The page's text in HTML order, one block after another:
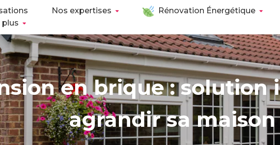
Nos expertises
Rénovation Énergétique
plus
en brique : solution
agrandir sa maison